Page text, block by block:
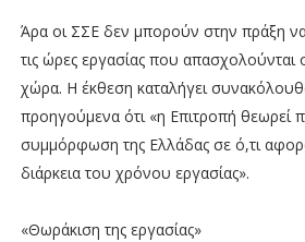
Άρα οι ΣΣΕ δεν μπορούν στην πράξη
τις ώρες εργασίας που απασχολούνται
χώρα. Η έκθεση καταλήγει
προηγούμενα ότι «η Επιτροπή θεωρεί
συμμόρφωση της Ελλάδας σε ό,τι
διάρκεια του χρόνου εργασίας».
«Θωράκιση της εργασίας»